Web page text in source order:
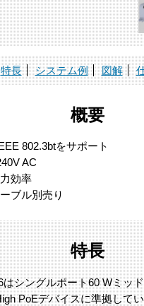
特長 システム例 図解
概要
802.3btをサポート
AC
効率
ブル別売り
特長
はシングルポート60 Wミッ
PoEデバイスに準拠して